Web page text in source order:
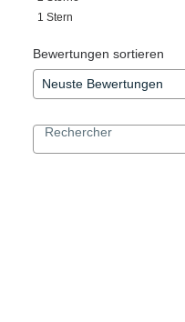
1 Stern
Bewertungen sortieren